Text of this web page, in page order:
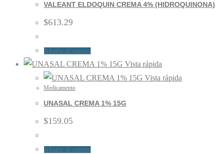
VALEANT ELDOQUIN CREMA 4% (HIDROQUINONA)
$613.29
Añadir al carrito
Vista rápida
Vista rápida
Medicamento
UNASAL CREMA 1% 15G
$159.05
Añadir al carrito